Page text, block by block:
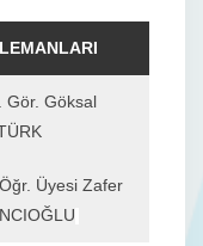
Gör. Göksal
Üyesi Zafer